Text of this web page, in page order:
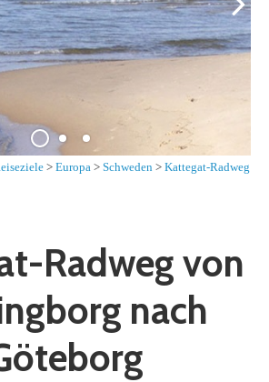
> Europa > Schweden > Kattegat-Radweg
Radweg von
nach